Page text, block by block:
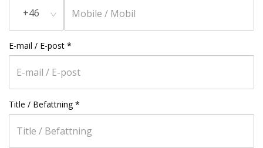
+46
E-mail / E-post *
Title / Befattning*